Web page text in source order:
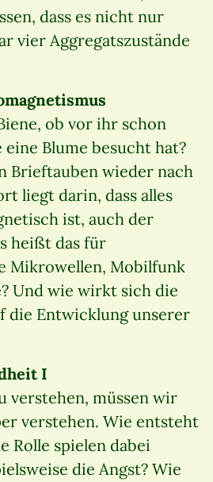
dass es nicht nur
vier Aggregatszustände
ob vor ihr schon
eine Blume besucht hat?
Brieftauben wieder nach
liegt darin, dass alles
ist, auch der
heißt das für
Mikrowellen, Mobilfunk
Und wie wirkt sich die
die Entwicklung unserer
I
verstehen, müssen wir
verstehen. Wie entsteht
Rolle spielen dabei
die Angst? Wie